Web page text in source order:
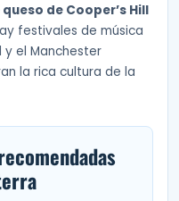
de Cooper’s Hill
festivales de música
y el Manchester
la rica cultura de la